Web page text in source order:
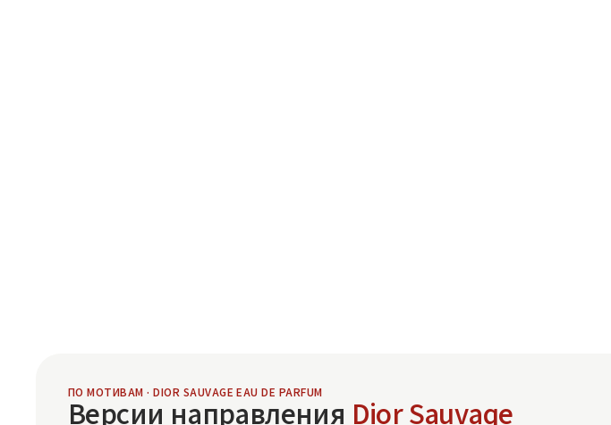
ПО МОТИВАМ · DIOR SAUVAGE EAU DE PARFUM
Версии направления Dior Sauvage